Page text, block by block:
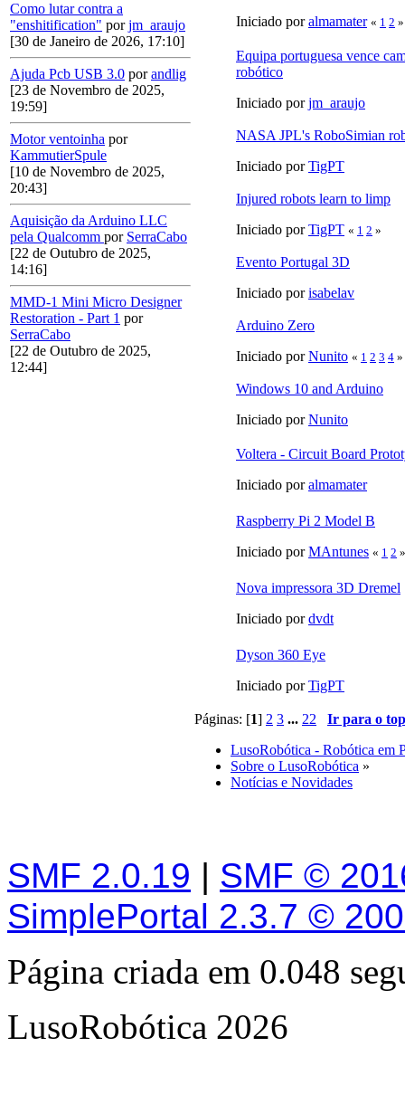
Como lutar contra a
"enshitification" porjm_araujo
[30 de Janeiro de 2026, 17:10]
Ajuda Pcb USB 3.0 porandlig
[23 de Novembro de 2025,
19:59]
Motor ventoinha por
KammutierSpule
[10 de Novembro de 2025,
20:43]
Aquisição da Arduino LLC
pela Qualcomm por SerraCabo
[22 de Outubro de 2025,
14:16]
MMD-1 Mini Micro Designer
Restoration - Part 1 por
SerraCabo
[22 de Outubro de 2025,
12:44]
Iniciado poralmamater « 1 2 »
Equipa portuguesa vence
robótico
Iniciado porjm_araujo
NASA JPL's RoboSimian
Iniciado porTigPT
Injured robots learn to limp
Iniciado porTigPT « 1 2 »
Evento Portugal 3D
Iniciado porisabelav
Arduino Zero
Iniciado porNunito « 1 2 3 4 »
Windows 10 and Arduino
Iniciado porNunito
Voltera - Circuit Board
Iniciado poralmamater
Raspberry Pi 2 Model B
Iniciado porMAntunes « 1 2 »
Nova impressora 3D Dremel
Iniciado pordvdt
Dyson 360 Eye
Iniciado porTigPT
Páginas: [1] 2 3 ... 22
Ir para o
LusoRobótica - Robótica em
Sobre o LusoRobótica »
Notícias e Novidades
SMF 2.0.19 | SMF ©
SimplePortal 2.3.7 ©
Página criada em 0.048
LusoRobótica 2026